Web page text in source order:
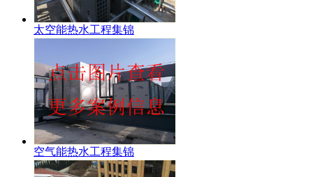
太空能热水工程集锦
空气能热水工程集锦